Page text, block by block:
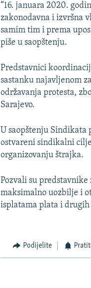
“16. januara 2020.
zakonodavna i izvršna
samim tim i prema
piše u saopštenju.
Predstavnici
sastanku najavljenom
održavanja protesta,
Sarajevo.
U saopštenju Sindikata
ostvareni sindikalni
organizovanju štrajka.
Pozvali su
maksimalno uozbilje i
isplatama plata i drugih
Podijelite